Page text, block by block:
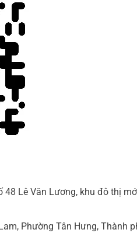
Lê Văn Lương, khu đô thị
Phường Tân Hưng, Thành